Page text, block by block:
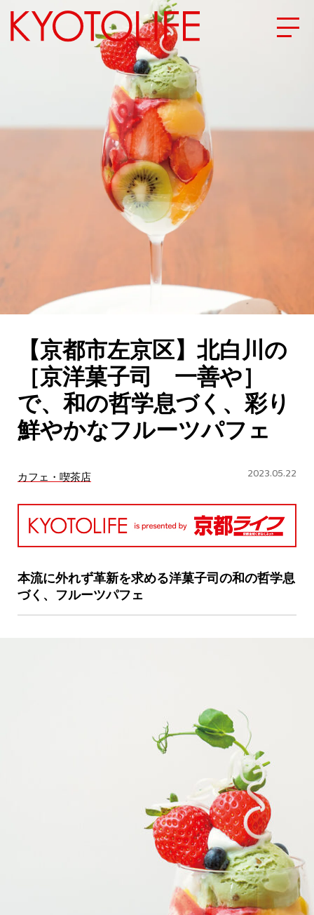
エリアから探す
地図から探す
カテゴリーから探す
NEW OPEN
CULTURE
ABOUT US
Instagram
チケットプレゼント応募
MAIN MENU
SERIES
今月の京みやげ
【京都市左京区】北白川の
［京洋菓子司 一善や］
で、和の哲学息づく、彩り
鮮やかなフルーツパフェ
カフェ・喫茶店 2023.05.22
本流に外れず革新を求める洋菓子司の和の哲学息
づく、フルーツパフェ